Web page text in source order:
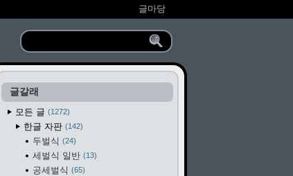
글마당
글갈래
모든 글
1272
한글 자판 142
두벌식 24
세벌식 일반 13
공세벌식 65